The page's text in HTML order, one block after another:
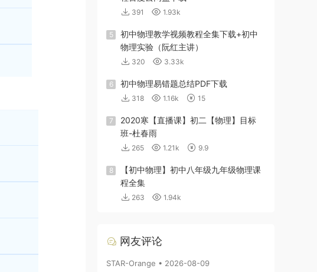
391 1.93k
5
初中物理教学视频教程全集下载+初中
物理实验（阮红主讲）
320 3.33k
6 初中物理易错题总结PDF下载
318 1.16k 15
7
2020寒【直播课】初二【物理】目标
班-杜春雨
265 1.21k 9.9
8
【初中物理】初中八年级九年级物理课
程全集
263 1.94k
网友评论
STAR-Orange • 2026-08-09